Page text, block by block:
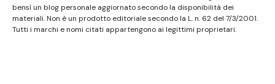
bensì un blog personale aggiornato secondo la disponibilità dei
materiali. Non è un prodotto editoriale secondo la L. n. 62 del 7/3/2001.
Tutti i marchi e nomi citati appartengono ai legittimi proprietari.
7/3/2001. Tutti i marchi riportati appartengono ai
legittimi proprietari; marchi di terzi, nomi di prodotti,